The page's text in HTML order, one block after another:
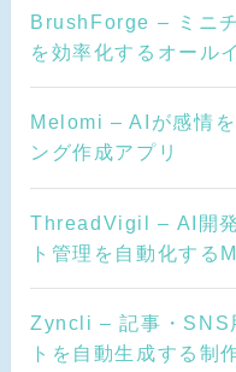
BrushForge – ミニ
を効率化するオール
Melomi – AIが感情
ング作成アプリ
ThreadVigil – AI開
ト管理を自動化する
Zyncli – 記事・SNS
トを自動生成する制